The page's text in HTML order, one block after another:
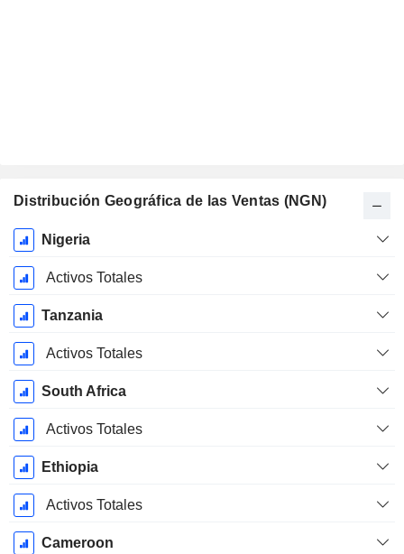
Distribución Geográfica de las Ventas (NGN)
Período
fiscal:
Diciembre
Nigeria
Activos Totales
Tanzania
Activos Totales
South Africa
Activos Totales
Ethiopia
Activos Totales
Cameroon